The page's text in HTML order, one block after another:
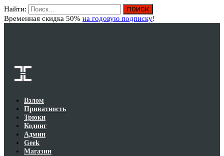
Найти:
Временная скидка 50% на годовую подписку!
Взлом
Приватность
Трюки
Кодинг
Админ
Geek
Магазин